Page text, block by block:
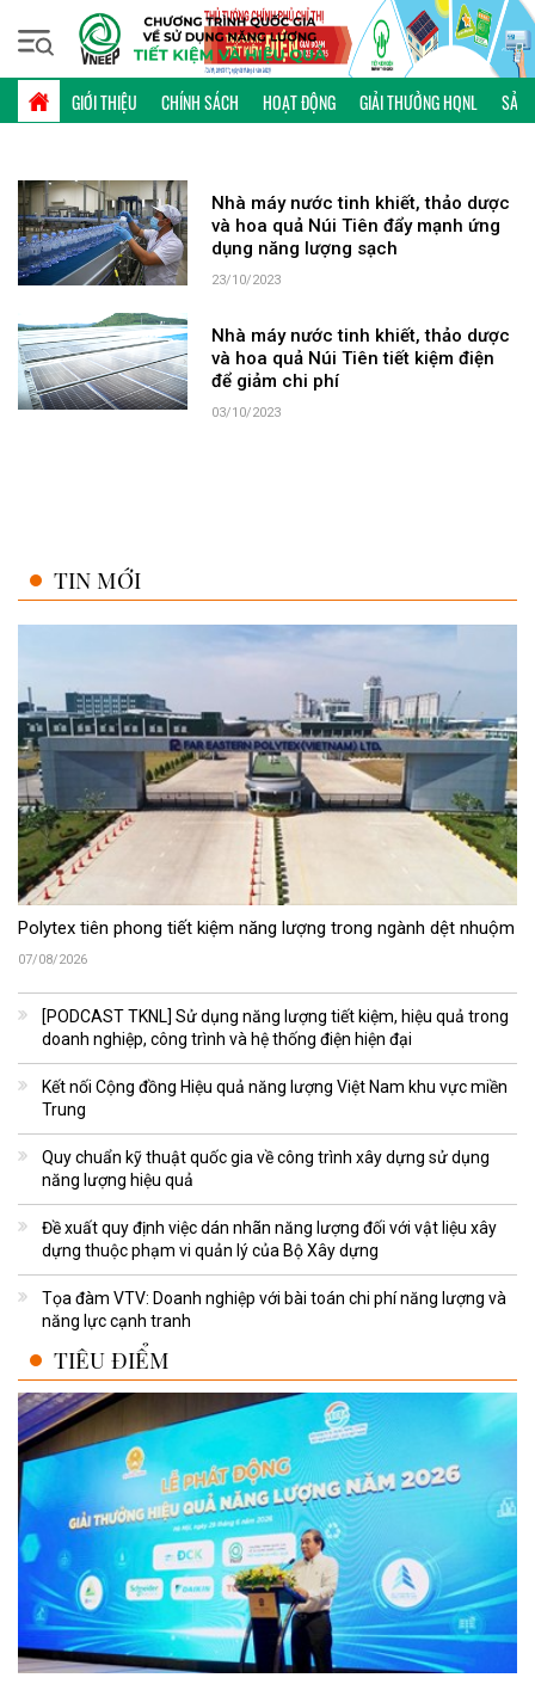
GIỚI THIỆU CHÍNH SÁCH HOẠT ĐỘNG GIẢI THƯỞNG HQNL SẢN
Thứ bảy, 08/08/2026 | 14:57 GMT+7
TỪ KHÓA: NHÀ MÁY NÚI TIÊN
Nhà máy nước tinh khiết, thảo dược
và hoa quả Núi Tiên đẩy mạnh ứng
dụng năng lượng sạch
23/10/2023
Nhà máy nước tinh khiết, thảo dược
và hoa quả Núi Tiên tiết kiệm điện
để giảm chi phí
03/10/2023
TIN MỚI
Polytex tiên phong tiết kiệm năng lượng trong ngành dệt nhuộm
07/08/2026
[PODCAST TKNL] Sử dụng năng lượng tiết kiệm, hiệu quả trong
doanh nghiệp, công trình và hệ thống điện hiện đại
Kết nối Cộng đồng Hiệu quả năng lượng Việt Nam khu vực miền
Trung
Quy chuẩn kỹ thuật quốc gia về công trình xây dựng sử dụng
năng lượng hiệu quả
Đề xuất quy định việc dán nhãn năng lượng đối với vật liệu xây
dựng thuộc phạm vi quản lý của Bộ Xây dựng
Tọa đàm VTV: Doanh nghiệp với bài toán chi phí năng lượng và
năng lực cạnh tranh
TIÊU ĐIỂM